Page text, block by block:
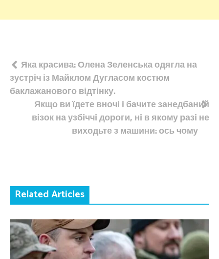
Навігація
записів
Яка красива: Олена Зеленська одягла на
зустріч із Майклом Дугласом костюм
баклажанового відтінку.
Якщо ви їдете вночі і бачите занедбаний
візок на узбіччі дороги, ні в якому разі не
виходьте з машини: ось чому
Related Articles